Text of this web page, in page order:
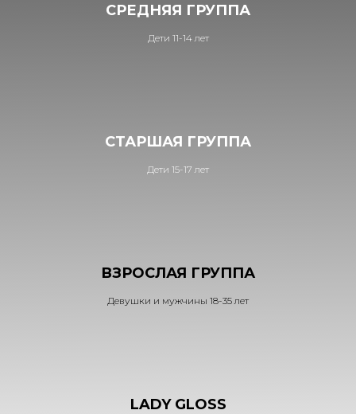
СРЕДНЯЯ ГРУППА
Дети 11-14 лет
СТАРШАЯ ГРУППА
Дети 15-17 лет
ВЗРОСЛАЯ ГРУППА
Девушки и мужчины 18-35 лет
LADY GLOSS